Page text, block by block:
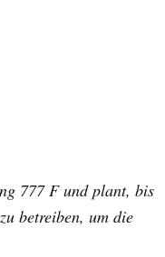
777 F und plant, bis
betreiben, um die